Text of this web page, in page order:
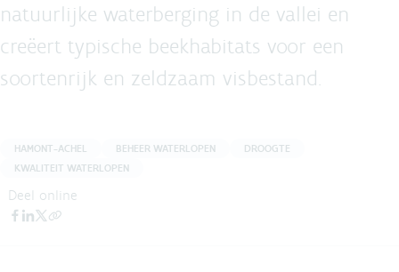
natuurlijke waterberging in de vallei en
creëert typische beekhabitats voor een
soortenrijk en zeldzaam visbestand.
HAMONT-ACHEL BEHEER WATERLOPEN
DROOGTE
KWALITEIT WATERLOPEN
Deel online